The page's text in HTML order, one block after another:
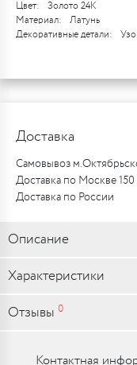
Цвет:
Золото 24K
Материал:
Латунь
Декоративные детали:
Доставка
Самовывоз
Доставка по Москве 150
Доставка по России
Описание
Характеристики
Отзывы 0
Контактная